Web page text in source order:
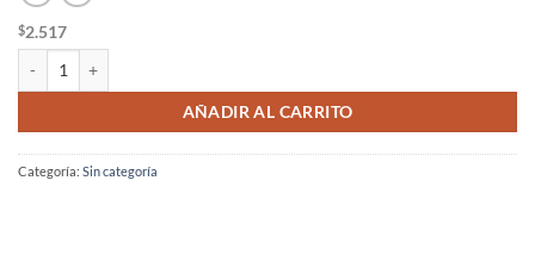
$2.517
AÑADIR AL CARRITO
Categoría: Sin categoría